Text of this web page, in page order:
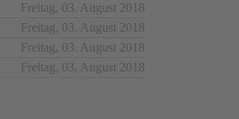
Freitag, 03. August 2018
Freitag, 03. August 2018
Freitag, 03. August 2018
Freitag, 03. August 2018